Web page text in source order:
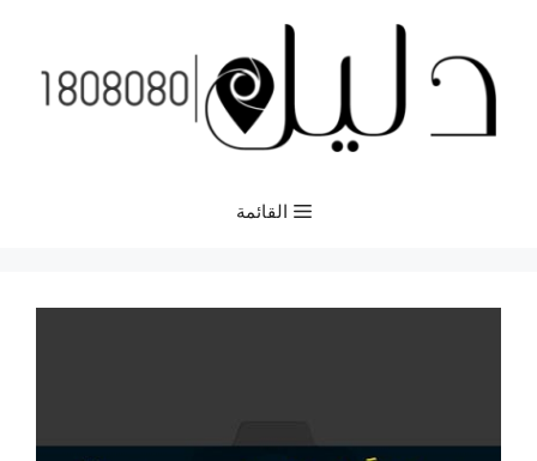
المحتوى
القائمة